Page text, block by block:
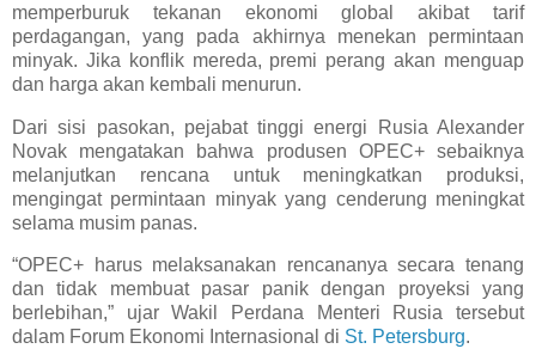
memperburuk tekanan ekonomi global akibat tarif
perdagangan, yang pada akhirnya menekan permintaan
minyak. Jika konflik mereda, premi perang akan menguap
dan harga akan kembali menurun.
Dari sisi pasokan, pejabat tinggi energi Rusia Alexander
Novak mengatakan bahwa produsen OPEC+ sebaiknya
melanjutkan rencana untuk meningkatkan produksi,
mengingat permintaan minyak yang cenderung meningkat
selama musim panas.
“OPEC+ harus melaksanakan rencananya secara tenang
dan tidak membuat pasar panik dengan proyeksi yang
berlebihan,” ujar Wakil Perdana Menteri Rusia tersebut
dalam Forum Ekonomi Internasional di St. Petersburg.